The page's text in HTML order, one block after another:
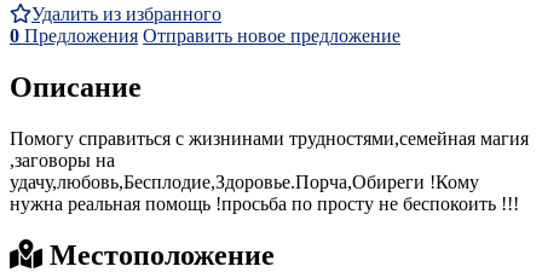
Удалить из избранного
0 Предложения Отправить новое предложение
Описание
Помогу справиться с жизнинами трудностями,семейная магия
,заговоры на
удачу,любовь,Бесплодие,Здоровье.Порча,Обиреги !Кому
нужна реальная помощь !просьба по просту не беспокоить !!!
Местоположение